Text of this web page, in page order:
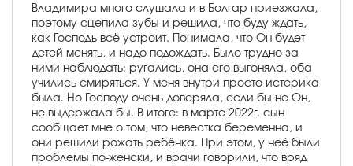
Владимира много слушала и в Болгар приезжала,
поэтому сцепила зубы и решила, что буду ждать,
как Господь всё устроит. Понимала, что Он будет
детей менять, и надо подождать. Было трудно за
ними наблюдать: ругались, она его выгоняла, оба
учились смиряться. У меня внутри просто истерика
была. Но Господу очень доверяла, если бы не Он,
не выдержала бы. В итоге: в марте 2022г. сын
сообщает мне о том, что невестка беременна, и
они решили рожать ребёнка. При этом, у неё были
проблемы по-женски, и врачи говорили, что вряд